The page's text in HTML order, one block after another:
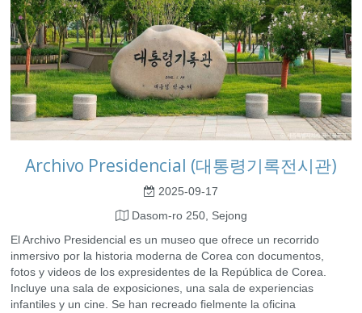
Archivo Presidencial (대통령기록전시관)
2025-09-17
Dasom-ro 250, Sejong
El Archivo Presidencial es un museo que ofrece un recorrido
inmersivo por la historia moderna de Corea con documentos,
fotos y videos de los expresidentes de la República de Corea.
Incluye una sala de exposiciones, una sala de experiencias
infantiles y un cine. Se han recreado fielmente la oficina